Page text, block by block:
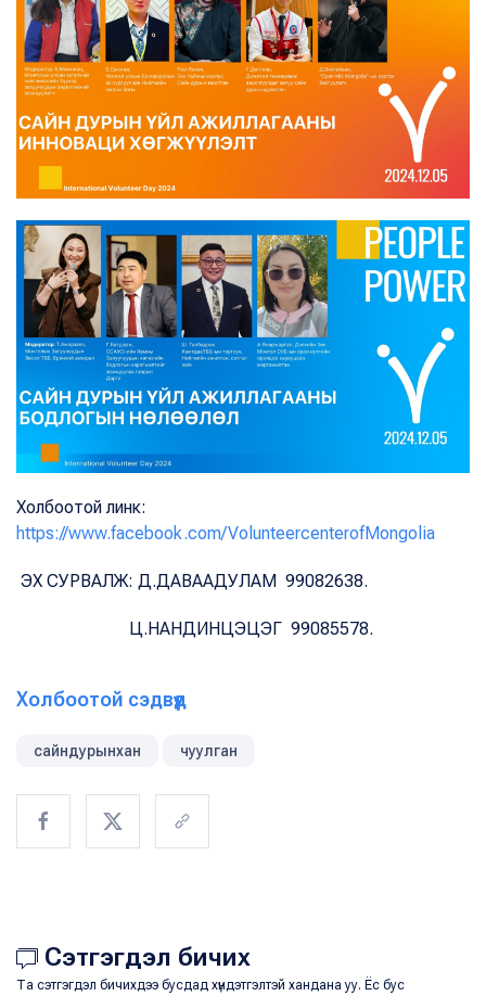
Холбоотой линк:
https://www.facebook.com/VolunteercenterofMongolia
ЭХ СУРВАЛЖ: Д.ДАВААДУЛАМ 99082638.
Ц.НАНДИНЦЭЦЭГ 99085578.
Холбоотой сэдвүүд
сайндурынхан чуулган
Сэтгэгдэл бичих
Та сэтгэгдэл бичихдээ бусдад хүндэтгэлтэй хандана уу. Ёс бус